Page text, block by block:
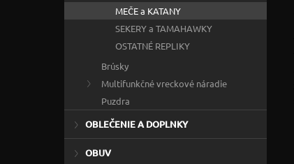
MEČE a KATANY
SEKERY a TAMAHAWKY
OSTATNÉ REPLIKY
Brúsky
Multifunkčné vreckové náradie
Puzdra
OBLEČENIE A DOPLNKY
OBUV